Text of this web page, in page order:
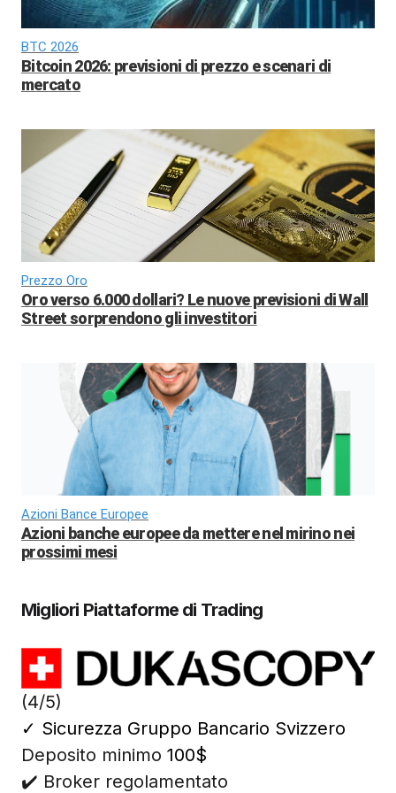
BTC 2026
Bitcoin 2026: previsioni di prezzo e scenari di
mercato
Prezzo Oro
Oro verso 6.000 dollari? Le nuove previsioni di Wall
Street sorprendono gli investitori
Azioni Bance Europee
Azioni banche europee da mettere nel mirino nei
prossimi mesi
Migliori Piattaforme di Trading
(4/5)
✓ Sicurezza Gruppo Bancario Svizzero
Deposito minimo 100$
✔️ Broker regolamentato